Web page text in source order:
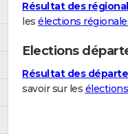
Résultat des
les élections
Elections
Résultat des
savoir sur les